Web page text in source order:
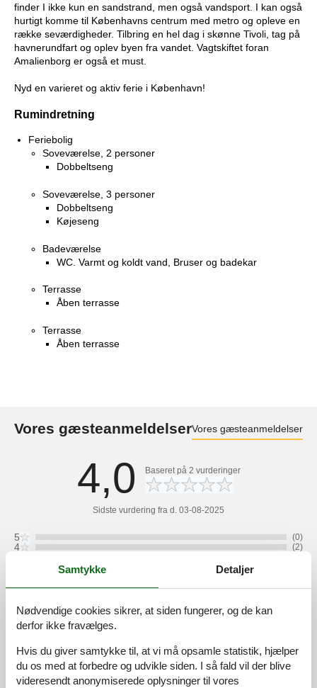
finder I ikke kun en sandstrand, men også vandsport. I kan også
hurtigt komme til Københavns centrum med metro og opleve en
række seværdigheder. Tilbring en hel dag i skønne Tivoli, tag på
havnerundfart og oplev byen fra vandet. Vagtskiftet foran
Amalienborg er også et must.
Nyd en varieret og aktiv ferie i København!
Rumindretning
Feriebolig
Soveværelse, 2 personer
Dobbeltseng
Soveværelse, 3 personer
Dobbeltseng
Køjeseng
Badeværelse
WC. Varmt og koldt vand, Bruser og badekar
Terrasse
Åben terrasse
Terrasse
Åben terrasse
Vores gæsteanmeldelserVores gæsteanmeldelser
4,0 Baseret på 2 vurderinger
Sidste vurdering fra d. 03-08-2025
5 (0)
4 (2)
1 vurdering har kommentar på dansk.
3 voksne
0 børn
2 husdyr
7
2024 juli
Rigtigt hyggeligt hus, dog en del småting der var i stykker
Samtykke Detaljer
Nødvendige cookies sikrer, at siden fungerer, og de kan
derfor ikke fravælges.
Hvis du giver samtykke til, at vi må opsamle statistik, hjælper
du os med at forbedre og udvikle siden. I så fald vil der blive
videresendt anonymiserede oplysninger til vores